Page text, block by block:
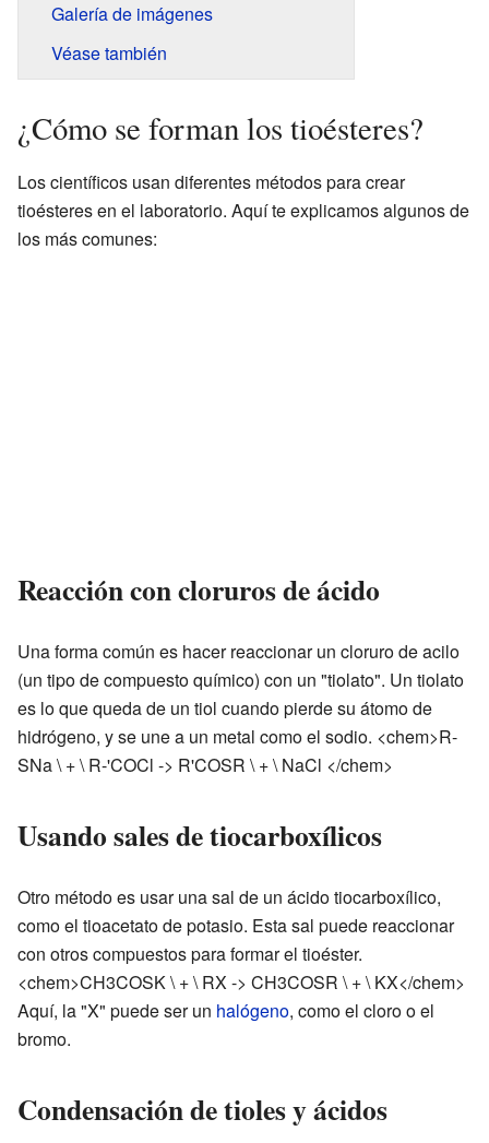
Galería de imágenes
Véase también
¿Cómo se forman los tioésteres?
Los científicos usan diferentes métodos para crear
tioésteres en el laboratorio. Aquí te explicamos algunos de
los más comunes:
Reacción con cloruros de ácido
Una forma común es hacer reaccionar un cloruro de acilo
(un tipo de compuesto químico) con un "tiolato". Un tiolato
es lo que queda de un tiol cuando pierde su átomo de
hidrógeno, y se une a un metal como el sodio. <chem>R-
SNa \ + \ R-'COCl -> R'COSR \ + \ NaCl </chem>
Usando sales de tiocarboxílicos
Otro método es usar una sal de un ácido tiocarboxílico,
como el tioacetato de potasio. Esta sal puede reaccionar
con otros compuestos para formar el tioéster.
<chem>CH3COSK \ + \ RX -> CH3COSR \ + \ KX</chem>
Aquí, la "X" puede ser un halógeno, como el cloro o el
bromo.
Condensación de tioles y ácidos